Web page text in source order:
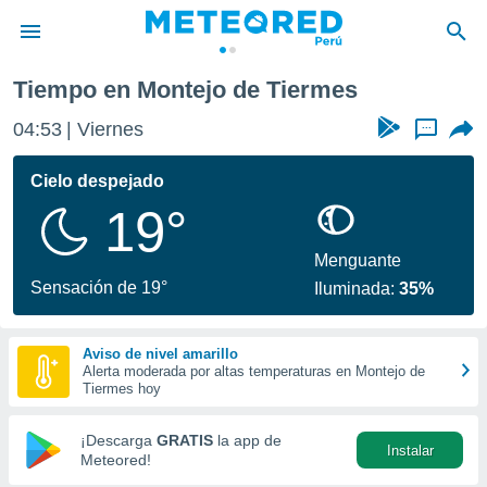
de
ha sido
calidad.
a este
las
y
forma
digital
basada
Tiempo en Montejo de Tiermes
04:53 Viernes ...
Cielo despejado
19°
Sensación de 19°
Menguante
Iluminada:35%
Aviso de nivel amarillo
Alerta moderada por altas temperaturas en Montejo de
Tiermes hoy
¡Descarga GRATIS la app de
Meteored!
Instalar